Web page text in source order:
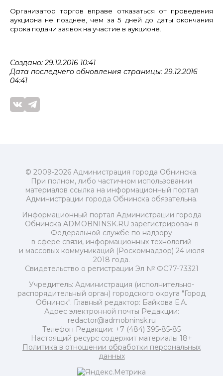
Организатор торгов вправе отказаться от проведения
аукциона не позднее, чем за 5 дней до даты окончания
срока подачи заявок на участие в аукционе.
Создано: 29.12.2016 10:41
Дата последнего обновления страницы: 29.12.2016
04:41
© 2009-2026 Администрация города Обнинска.
При полном, либо частичном использовании
материалов ссылка на информационный портал
Администрации города Обнинска обязательна.
Информационный портал Администрации города
Обнинска ADMOBNINSK.RU зарегистрирован в
Федеральной службе по надзору
в сфере связи, информационных технологий
и массовых коммуникаций (Роскомнадзор) 24 июля
2018 года.
Свидетельство о регистрации Эл № ФС77-73321
Учредитель: Администрация (исполнительно-
распорядительный орган) городского округа "Город
Обнинск". Главный редактор: Байкова Е.А.
Адрес электронной почты Редакции:
redactor@admobninsk.ru
Телефон Редакции: +7 (484) 395-85-85
Настоящий ресурс содержит материалы 18+
Политика в отношении обработки персональных
данных